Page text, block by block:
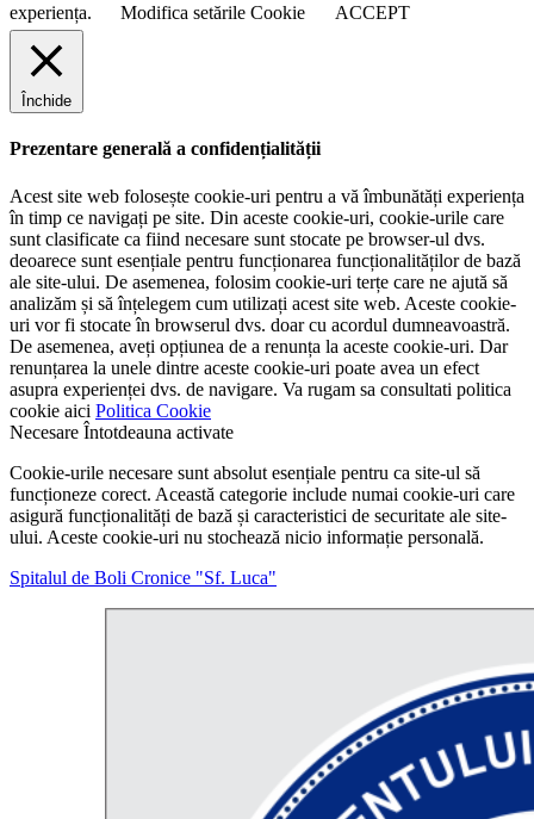
experiența.
Modifica setările Cookie ACCEPT
Închide
Prezentare generală a confidențialității
Acest site web folosește cookie-uri pentru a vă îmbunătăți experiența
în timp ce navigați pe site. Din aceste cookie-uri, cookie-urile care
sunt clasificate ca fiind necesare sunt stocate pe browser-ul dvs.
deoarece sunt esențiale pentru funcționarea funcționalităților de bază
ale site-ului. De asemenea, folosim cookie-uri terțe care ne ajută să
analizăm și să înțelegem cum utilizați acest site web. Aceste cookie-
uri vor fi stocate în browserul dvs. doar cu acordul dumneavoastră.
De asemenea, aveți opțiunea de a renunța la aceste cookie-uri. Dar
renunțarea la unele dintre aceste cookie-uri poate avea un efect
asupra experienței dvs. de navigare. Va rugam sa consultati politica
cookie aici Politica Cookie
Necesare Întotdeauna activate
Cookie-urile necesare sunt absolut esențiale pentru ca site-ul să
funcționeze corect. Această categorie include numai cookie-uri care
asigură funcționalități de bază și caracteristici de securitate ale site-
ului. Aceste cookie-uri nu stochează nicio informație personală.
Spitalul de Boli Cronice "Sf. Luca"